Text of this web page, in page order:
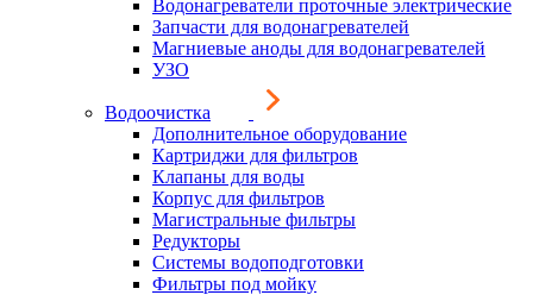
Водонагреватели проточные электрические
Запчасти для водонагревателей
Магниевые аноды для водонагревателей
УЗО
Водоочистка
Дополнительное оборудование
Картриджи для фильтров
Клапаны для воды
Корпус для фильтров
Магистральные фильтры
Редукторы
Системы водоподготовки
Фильтры под мойку